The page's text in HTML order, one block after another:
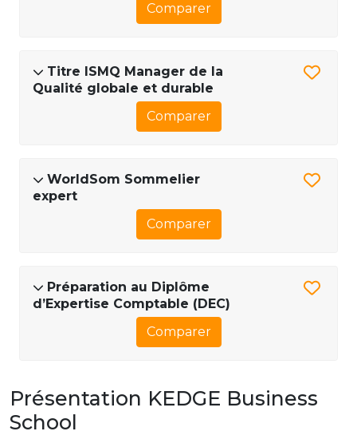
Comparer
Titre ISMQ Manager de la
Qualité globale et durable
Comparer
WorldSom Sommelier
expert
Comparer
Préparation au Diplôme
d’Expertise Comptable (DEC)
Comparer
Présentation KEDGE Business
School